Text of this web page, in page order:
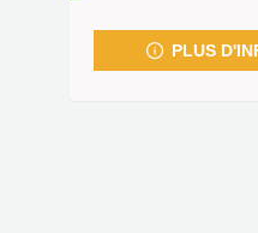
PLUS